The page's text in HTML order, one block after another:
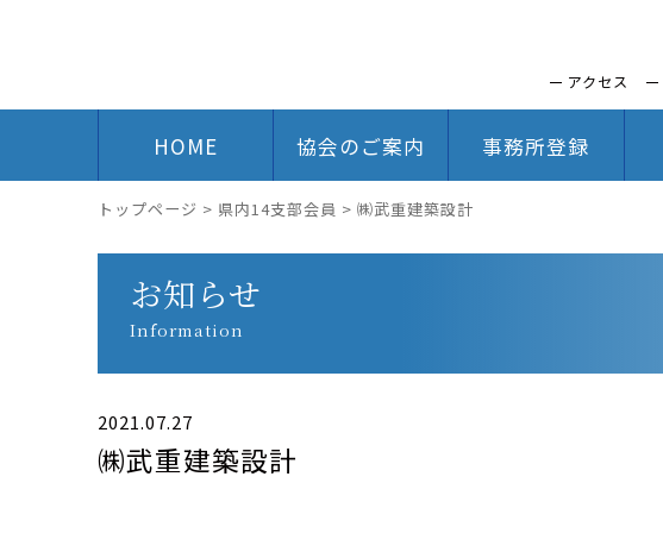
アクセス
HOME 協会のご案内 事務所登録
トップページ > 県内14支部会員 > ㈱武重建築設計
お知らせ
Information
2021.07.27
㈱武重建築設計